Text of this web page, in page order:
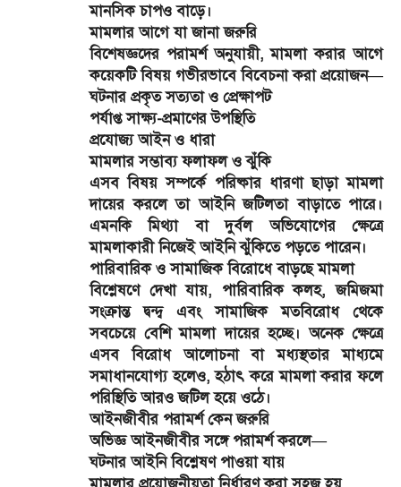
মানসিক চাপও বাড়ে।
মামলার আগে যা জানা জরুরি
বিশেষজ্ঞদের পরামর্শ অনুযায়ী, মামলা করার আগে
কয়েকটি বিষয় গভীরভাবে বিবেচনা করা প্রয়োজন—
ঘটনার প্রকৃত সত্যতা ও প্রেক্ষাপট
পর্যাপ্ত সাক্ষ্য-প্রমাণের উপস্থিতি
প্রযোজ্য আইন ও ধারা
মামলার সম্ভাব্য ফলাফল ও ঝুঁকি
এসব বিষয় সম্পর্কে পরিষ্কার ধারণা ছাড়া মামলা
দায়ের করলে তা আইনি জটিলতা বাড়াতে পারে।
এমনকি মিথ্যা বা দুর্বল অভিযোগের ক্ষেত্রে
মামলাকারী নিজেই আইনি ঝুঁকিতে পড়তে পারেন।
পারিবারিক ও সামাজিক বিরোধে বাড়ছে মামলা
বিশ্লেষণে দেখা যায়, পারিবারিক কলহ, জমিজমা
সংক্রান্ত দ্বন্দ্ব এবং সামাজিক মতবিরোধ থেকে
সবচেয়ে বেশি মামলা দায়ের হচ্ছে। অনেক ক্ষেত্রে
এসব বিরোধ আলোচনা বা মধ্যস্থতার মাধ্যমে
সমাধানযোগ্য হলেও, হঠাৎ করে মামলা করার ফলে
পরিস্থিতি আরও জটিল হয়ে ওঠে।
আইনজীবীর পরামর্শ কেন জরুরি
অভিজ্ঞ আইনজীবীর সঙ্গে পরামর্শ করলে—
ঘটনার আইনি বিশ্লেষণ পাওয়া যায়